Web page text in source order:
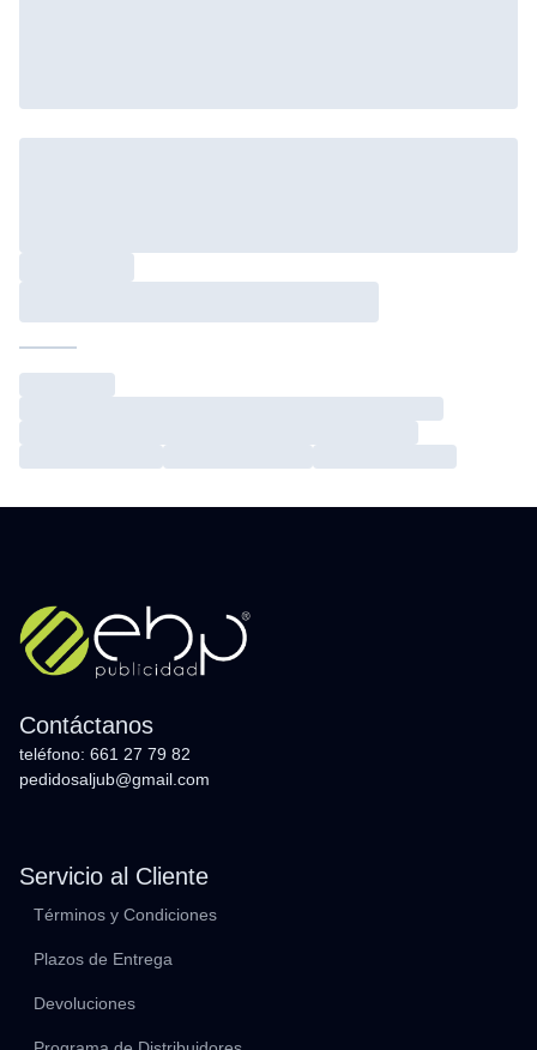
Contáctanos
teléfono: 661 27 79 82
pedidosaljub@gmail.com
Servicio al Cliente
Términos y Condiciones
Plazos de Entrega
Devoluciones